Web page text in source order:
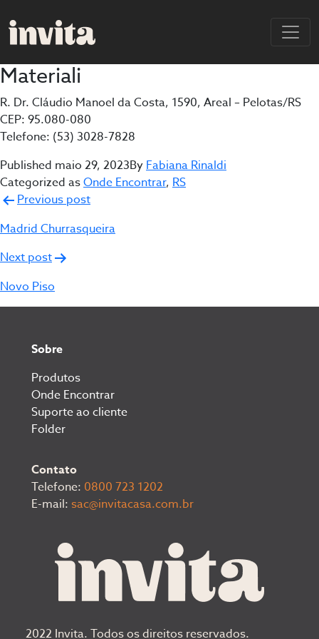
Materiali
R. Dr. Cláudio Manoel da Costa, 1590, Areal – Pelotas/RS
CEP: 95.080-080
Telefone: (53) 3028-7828
Published maio 29, 2023ByFabiana Rinaldi
Categorized asOnde Encontrar, RS
Navegação
de
Previous post
Madrid Churrasqueira
Next post
Novo Piso
Sobre
Produtos
Onde Encontrar
Suporte ao cliente
Folder
Contato
Telefone: 0800 723 1202
E-mail: sac@invitacasa.com.br
2022 Invita. Todos os direitos reservados.